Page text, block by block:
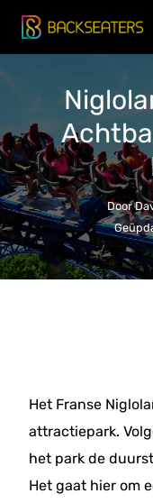
Doorgaan
naar
Door
Het Franse
attractiepark.
het park de
Het gaat hier om